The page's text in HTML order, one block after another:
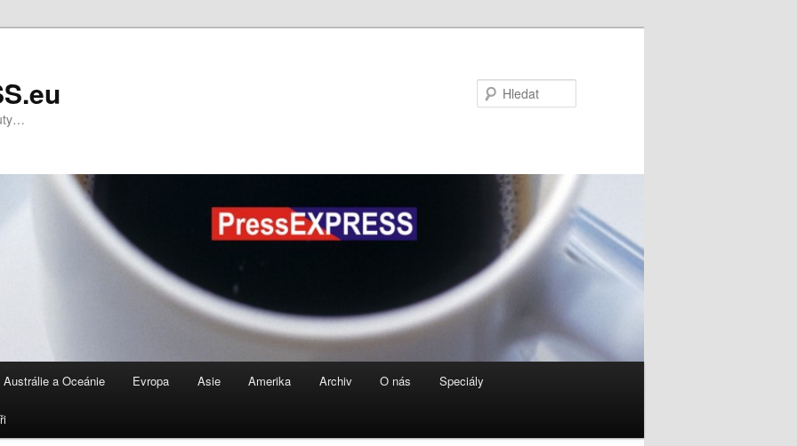
Austrálie a Oceánie Evropa Asie Amerika Archiv O nás Speciály